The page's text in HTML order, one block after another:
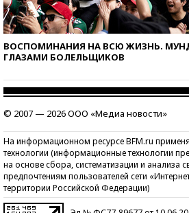
ВОСПОМИНАНИЯ НА ВСЮ ЖИЗНЬ.
ГЛАЗАМИ БОЛЕЛЬЩИКОВ
© 2007 — 2026 ООО «Медиа новости»
На информационном ресурсе BFM.ru
технологии (информационные технологии
на основе сбора, систематизации и анализа
предпочтениям пользователей сети
территории Российской Федерации)